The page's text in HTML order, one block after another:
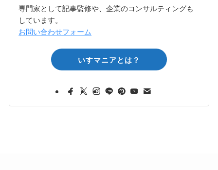
専門家として記事監修や、企業のコンサルティングも
しています。
お問い合わせフォーム
いすマニアとは？